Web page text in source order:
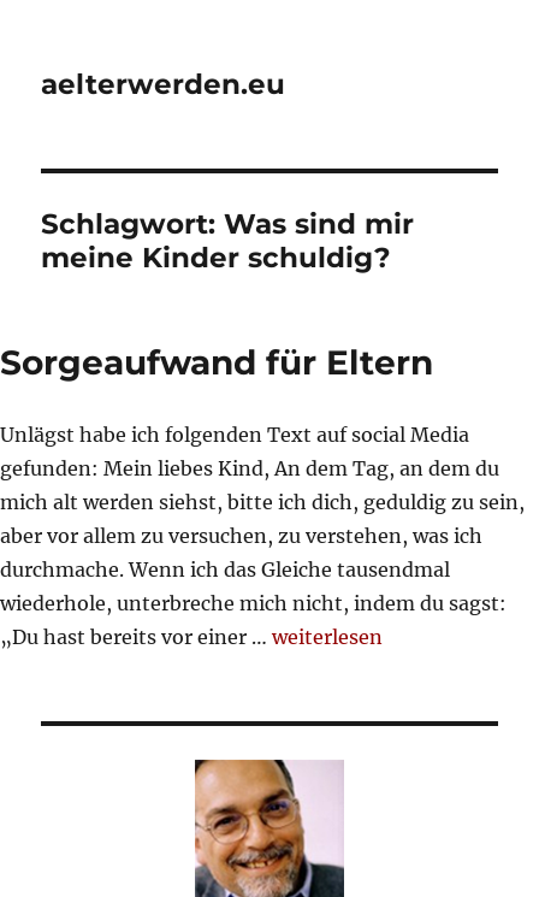
aelterwerden.eu
Schlagwort:Was sind mir
meine Kinder schuldig?
Sorgeaufwand für Eltern
Unlägst habe ich folgenden Text auf social Media
gefunden: Mein liebes Kind, An dem Tag, an dem du
mich alt werden siehst, bitte ich dich, geduldig zu sein,
aber vor allem zu versuchen, zu verstehen, was ich
durchmache. Wenn ich das Gleiche tausendmal
wiederhole, unterbreche mich nicht, indem du sagst:
„Du hast bereits vor einer …„Sorgeaufwand für Eltern“
weiterlesen